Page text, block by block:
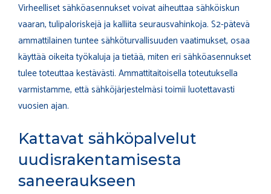
Virheelliset sähköasennukset voivat aiheuttaa sähköiskun
vaaran, tulipaloriskejä ja kalliita seurausvahinkoja. S2-pätevä
ammattilainen tuntee sähköturvallisuuden vaatimukset, osaa
käyttää oikeita työkaluja ja tietää, miten eri sähköasennukset
tulee toteuttaa kestävästi. Ammattitaitoisella toteutuksella
varmistamme, että sähköjärjestelmäsi toimii luotettavasti
vuosien ajan.
Kattavat sähköpalvelut
uudisrakentamisesta
saneeraukseen